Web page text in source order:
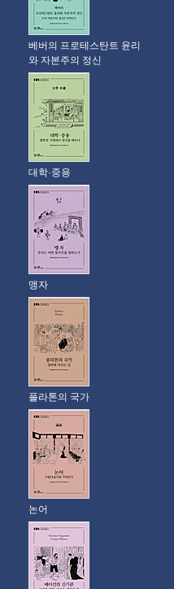
베버의 프로테스탄트 윤리
와 자본주의 정신
대학·중용
맹자
플라톤의 국가
논어